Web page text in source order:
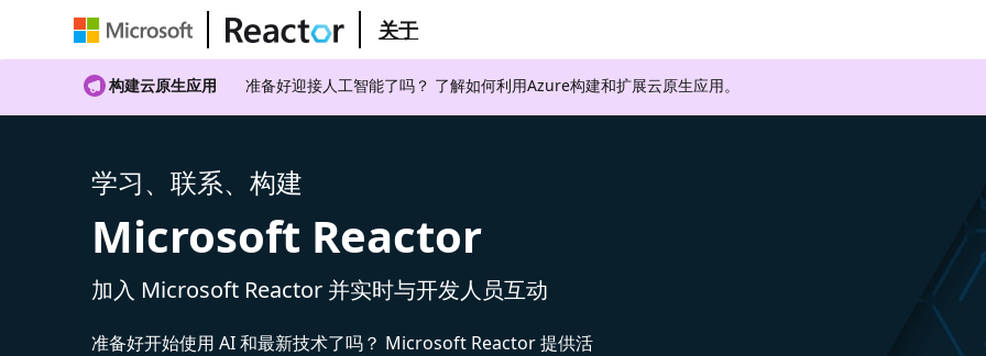
关于
构建云原生应用 准备好迎接人工智能了吗？ 了解如何利用Azure构建和扩展云原生应用。
学习、联系、构建
Microsoft Reactor
加入 Microsoft Reactor 并实时与开发人员互动
准备好开始使用 AI 和最新技术了吗？ Microsoft Reactor 提供活